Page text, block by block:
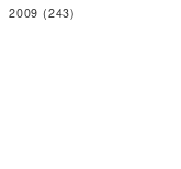
2009 (243)